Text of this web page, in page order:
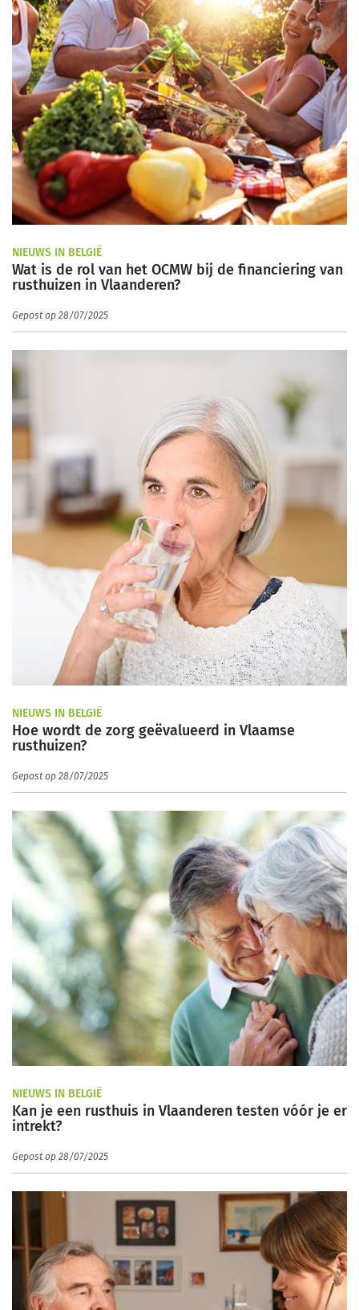
NIEUWS IN BELGIË
Wat is de rol van het OCMW bij de financiering van
rusthuizen in Vlaanderen?
Gepost op 28/07/2025
NIEUWS IN BELGIË
Hoe wordt de zorg geëvalueerd in Vlaamse
rusthuizen?
Gepost op 28/07/2025
NIEUWS IN BELGIË
Kan je een rusthuis in Vlaanderen testen vóór je er
intrekt?
Gepost op 28/07/2025